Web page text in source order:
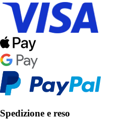
Spedizione e reso